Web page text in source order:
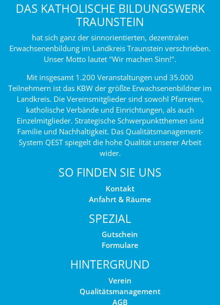
DAS KATHOLISCHE BILDUNGSWERK
TRAUNSTEIN
hat sich ganz der sinnorientierten, dezentralen
Erwachsenenbildung im Landkreis Traunstein verschrieben.
Unser Motto lautet "Wir machen Sinn!".
Mit insgesamt 1.200 Veranstaltungen und 35.000
Teilnehmern ist das KBW der größte Erwachsenenbildner im
Landkreis. Die Vereinsmitglieder sind sowohl Pfarreien,
katholische Verbände und Einrichtungen, als auch
Einzelmitglieder. Strategische Schwerpunktthemen sind
Familie und Nachhaltigkeit. Das Qualitätsmanagement-
System QEST spiegelt die hohe Qualität unserer Arbeit
wider.
SO FINDEN SIE UNS
Kontakt
Anfahrt & Räume
SPEZIAL
Gutschein
Formulare
HINTERGRUND
Verein
Qualitätsmanagement
AGB